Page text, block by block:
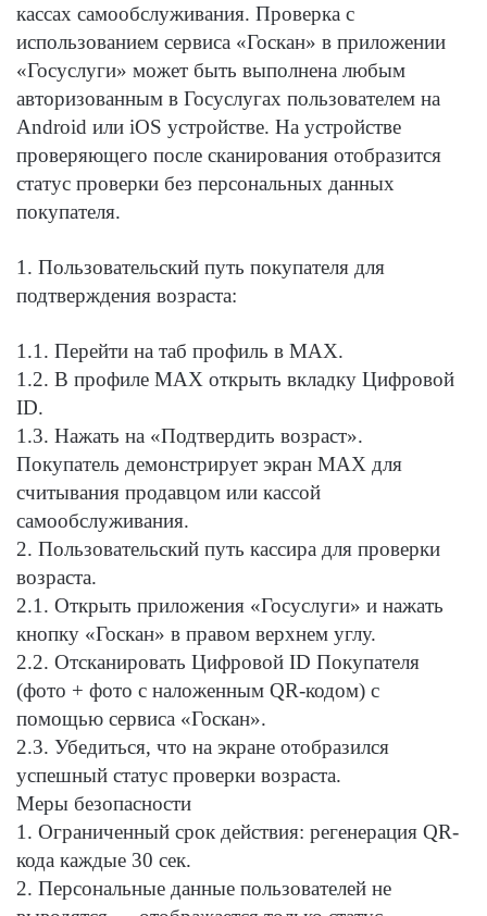
кассах самообслуживания. Проверка с
использованием сервиса «Госкан» в приложении
«Госуслуги» может быть выполнена любым
авторизованным в Госуслугах пользователем на
Android или iOS устройстве. На устройстве
проверяющего после сканирования отобразится
статус проверки без персональных данных
покупателя.
1. Пользовательский путь покупателя для
подтверждения возраста:
1.1. Перейти на таб профиль в MAX.
1.2. В профиле MAX открыть вкладку Цифровой
ID.
1.3. Нажать на «Подтвердить возраст».
Покупатель демонстрирует экран MAX для
считывания продавцом или кассой
самообслуживания.
2. Пользовательский путь кассира для проверки
возраста.
2.1. Открыть приложения «Госуслуги» и нажать
кнопку «Госкан» в правом верхнем углу.
2.2. Отсканировать Цифровой ID Покупателя
(фото + фото с наложенным QR-кодом) с
помощью сервиса «Госкан».
2.3. Убедиться, что на экране отобразился
успешный статус проверки возраста.
Меры безопасности
1. Ограниченный срок действия: регенерация QR-
кода каждые 30 сек.
2. Персональные данные пользователей не